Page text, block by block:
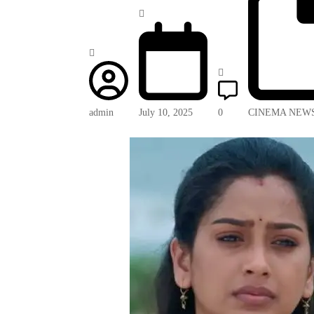
admin July 10, 2025 0 CINEMA